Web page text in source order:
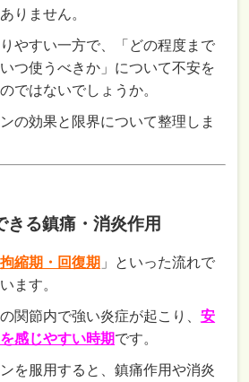
りません。
やすい一方で、「どの程度まで
つ使うべきか」について不安を
ではないでしょうか。
の効果と限界について整理しま
きる鎮痛・消炎作用
縮期・回復期 」といった流れで
ます。
関節内で強い炎症が起こり、安
感じやすい時期です。
を服用すると、鎮痛作用や消炎